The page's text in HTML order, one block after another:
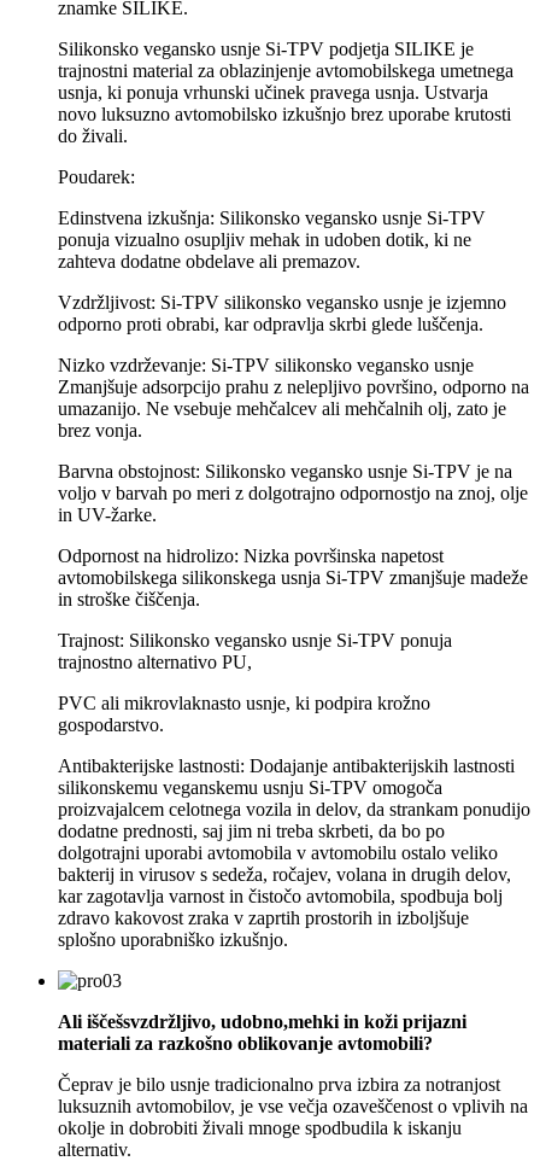
znamke SILIKE.
Silikonsko vegansko usnje Si-TPV podjetja SILIKE je
trajnostni material za oblazinjenje avtomobilskega umetnega
usnja, ki ponuja vrhunski učinek pravega usnja. Ustvarja
novo luksuzno avtomobilsko izkušnjo brez uporabe krutosti
do živali.
Poudarek:
Edinstvena izkušnja: Silikonsko vegansko usnje Si-TPV
ponuja vizualno osupljiv mehak in udoben dotik, ki ne
zahteva dodatne obdelave ali premazov.
Vzdržljivost: Si-TPV silikonsko vegansko usnje je izjemno
odporno proti obrabi, kar odpravlja skrbi glede luščenja.
Nizko vzdrževanje: Si-TPV silikonsko vegansko usnje
Zmanjšuje adsorpcijo prahu z nelepljivo površino, odporno na
umazanijo. Ne vsebuje mehčalcev ali mehčalnih olj, zato je
brez vonja.
Barvna obstojnost: Silikonsko vegansko usnje Si-TPV je na
voljo v barvah po meri z dolgotrajno odpornostjo na znoj, olje
in UV-žarke.
Odpornost na hidrolizo: Nizka površinska napetost
avtomobilskega silikonskega usnja Si-TPV zmanjšuje madeže
in stroške čiščenja.
Trajnost: Silikonsko vegansko usnje Si-TPV ponuja
trajnostno alternativo PU,
PVC ali mikrovlaknasto usnje, ki podpira krožno
gospodarstvo.
Antibakterijske lastnosti: Dodajanje antibakterijskih lastnosti
silikonskemu veganskemu usnju Si-TPV omogoča
proizvajalcem celotnega vozila in delov, da strankam ponudijo
dodatne prednosti, saj jim ni treba skrbeti, da bo po
dolgotrajni uporabi avtomobila v avtomobilu ostalo veliko
bakterij in virusov s sedeža, ročajev, volana in drugih delov,
kar zagotavlja varnost in čistočo avtomobila, spodbuja bolj
zdravo kakovost zraka v zaprtih prostorih in izboljšuje
splošno uporabniško izkušnjo.
Ali iščešsvzdržljivo, udobno,mehki in koži prijazni
materiali za razkošno oblikovanje avtomobili?
Čeprav je bilo usnje tradicionalno prva izbira za notranjost
luksuznih avtomobilov, je vse večja ozaveščenost o vplivih na
okolje in dobrobiti živali mnoge spodbudila k iskanju
alternativ.